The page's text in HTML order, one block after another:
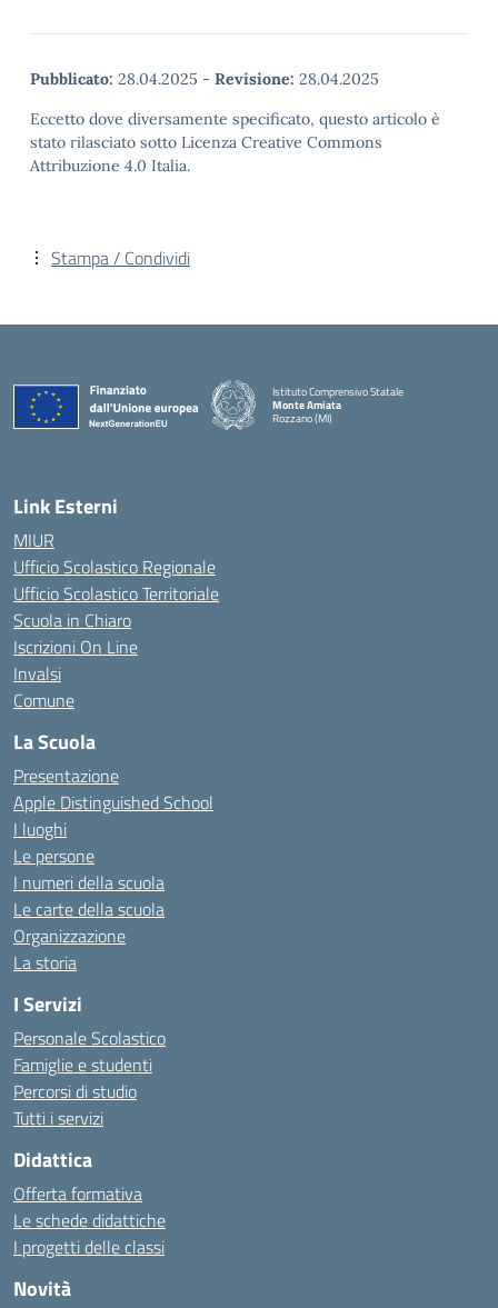
Pubblicato: 28.04.2025 - Revisione: 28.04.2025
Eccetto dove diversamente specificato, questo articolo è
stato rilasciato sotto Licenza Creative Commons
Attribuzione 4.0 Italia.
Stampa / Condividi
Istituto Comprensivo Statale
Monte Amiata
Rozzano (MI)
Link Esterni
MIUR
Ufficio Scolastico Regionale
Ufficio Scolastico Territoriale
Scuola in Chiaro
Iscrizioni On Line
Invalsi
Comune
La Scuola
Presentazione
Apple Distinguished School
I luoghi
Le persone
I numeri della scuola
Le carte della scuola
Organizzazione
La storia
I Servizi
Personale Scolastico
Famiglie e studenti
Percorsi di studio
Tutti i servizi
Didattica
Offerta formativa
Le schede didattiche
I progetti delle classi
Novità